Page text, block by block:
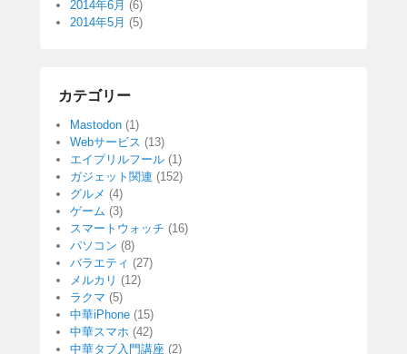
2014年6月 (6)
2014年5月 (5)
カテゴリー
Mastodon (1)
Webサービス (13)
エイプリルフール (1)
ガジェット関連 (152)
グルメ (4)
ゲーム (3)
スマートウォッチ (16)
パソコン (8)
バラエティ (27)
メルカリ (12)
ラクマ (5)
中華iPhone (15)
中華スマホ (42)
中華タブ入門講座 (2)